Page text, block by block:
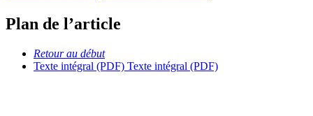
Plan de l’article
Retour au début
Texte intégral (PDF) Texte intégral (PDF)